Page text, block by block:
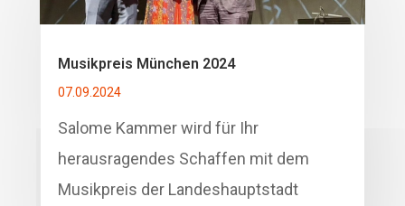
Musikpreis München 2024
07.09.2024
Salome Kammer wird für Ihr
herausragendes Schaffen mit dem
Musikpreis der Landeshauptstadt